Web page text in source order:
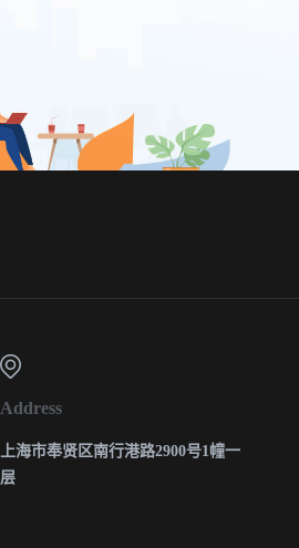
Address
上海市奉贤区南行港路2900号1幢一
层